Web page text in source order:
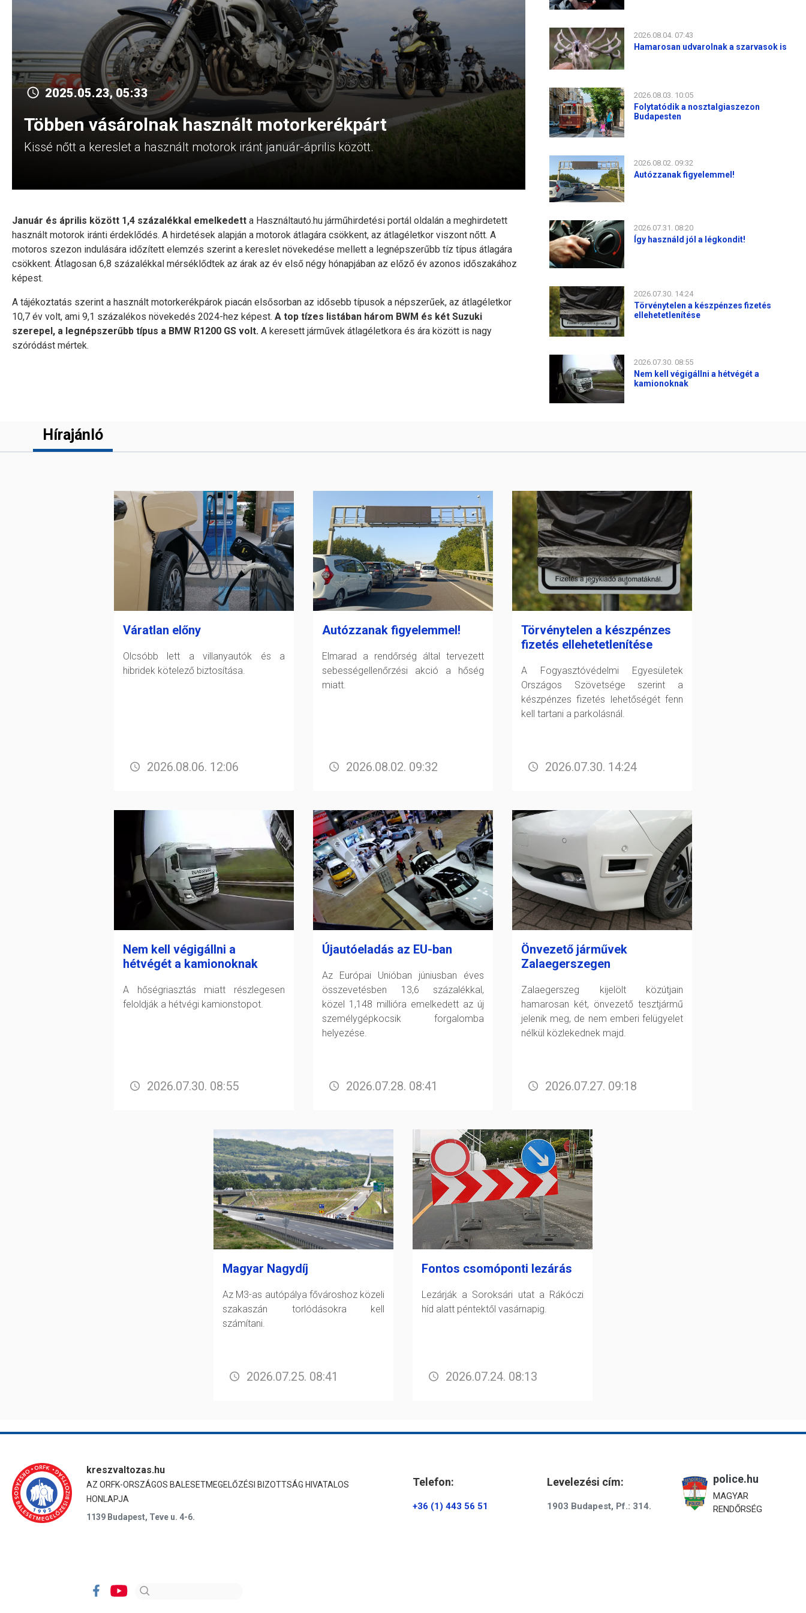
2025.05.23, 05:33
Többen vásárolnak használt motorkerékpárt
Kissé nőtt a kereslet a használt motorok iránt január-április között.
Január és április között 1,4 százalékkal emelkedett a Használtautó.hu járműhirdetési portál oldalán a meghirdetett
használt motorok iránti érdeklődés. A hirdetések alapján a motorok átlagára csökkent, az átlagéletkor viszont nőtt. A
motoros szezon indulására időzített elemzés szerint a kereslet növekedése mellett a legnépszerűbb tíz típus átlagára
csökkent. Átlagosan 6,8 százalékkal mérséklődtek az árak az év első négy hónapjában az előző év azonos időszakához
képest.
A tájékoztatás szerint a használt motorkerékpárok piacán elsősorban az idősebb típusok a népszerűek, az átlagéletkor
10,7 év volt, ami 9,1 százalékos növekedés 2024-hez képest. A top tízes listában három BWM és két Suzuki
szerepel, a legnépszerűbb típus a BMW R1200 GS volt. A keresett járművek átlagéletkora és ára között is nagy
szóródást mértek.
2026.08.04. 07:43
Hamarosan udvarolnak a szarvasok is
2026.08.03. 10:05
Folytatódik a nosztalgiaszezon
Budapesten
2026.08.02. 09:32
Autózzanak figyelemmel!
2026.07.31. 08:20
Így használd jól a légkondit!
2026.07.30. 14:24
Törvénytelen a készpénzes fizetés
ellehetetlenítése
2026.07.30. 08:55
Nem kell végigállni a hétvégét a
kamionoknak
Hírajánló
Váratlan előny
Olcsóbb lett a villanyautók és a
hibridek kötelező biztosítása.
2026.08.06. 12:06
Autózzanak figyelemmel!
Elmarad a rendőrség által tervezett
sebességellenőrzési akció a hőség
miatt.
2026.08.02. 09:32
Törvénytelen a készpénzes
fizetés ellehetetlenítése
A Fogyasztóvédelmi Egyesületek
Országos Szövetsége szerint a
készpénzes fizetés lehetőségét fenn
kell tartani a parkolásnál.
2026.07.30. 14:24
Nem kell végigállni a
hétvégét a kamionoknak
A hőségriasztás miatt részlegesen
feloldják a hétvégi kamionstopot.
2026.07.30. 08:55
Újautóeladás az EU-ban
Az Európai Unióban júniusban éves
összevetésben 13,6 százalékkal,
közel 1,148 millióra emelkedett az új
személygépkocsik forgalomba
helyezése.
2026.07.28. 08:41
Önvezető járművek
Zalaegerszegen
Zalaegerszeg kijelölt közútjain
hamarosan két, önvezető tesztjármű
jelenik meg, de nem emberi felügyelet
nélkül közlekednek majd.
2026.07.27. 09:18
Magyar Nagydíj
Az M3-as autópálya fővároshoz közeli
szakaszán torlódásokra kell
számítani.
2026.07.25. 08:41
Fontos csomóponti lezárás
Lezárják a Soroksári utat a Rákóczi
híd alatt péntektől vasárnapig.
2026.07.24. 08:13
kreszvaltozas.hu
AZ ORFK-ORSZÁGOS BALESETMEGELŐZÉSI BIZOTTSÁG HIVATALOS
HONLAPJA
1139 Budapest, Teve u. 4-6.
Telefon:
+36 (1) 443 56 51
Levelezési cím:
1903 Budapest, Pf.: 314.
police.hu
MAGYAR
RENDŐRSÉG